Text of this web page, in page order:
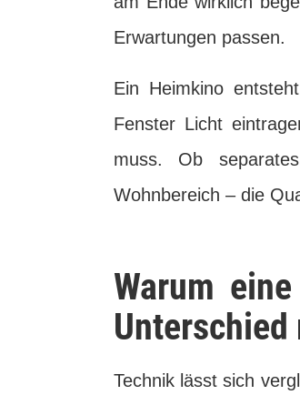
Erwartungen passen.
Ein Heimkino
Fenster Licht
muss. Ob
Wohnbereich – die
Warum
Unterschied
Technik lässt sich